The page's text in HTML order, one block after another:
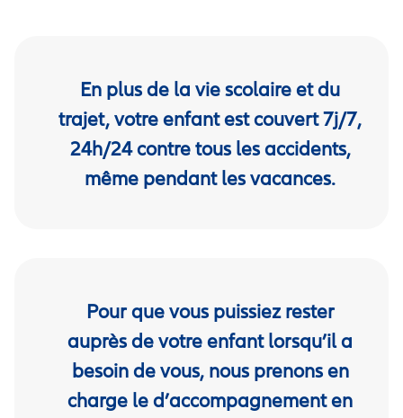
En plus de la vie scolaire et du
trajet, votre enfant est couvert 7j/7,
24h/24 contre tous les accidents,
même pendant les vacances.
Pour que vous puissiez rester
auprès de votre enfant lorsqu’il a
besoin de vous, nous prenons en
charge le d’accompagnement en